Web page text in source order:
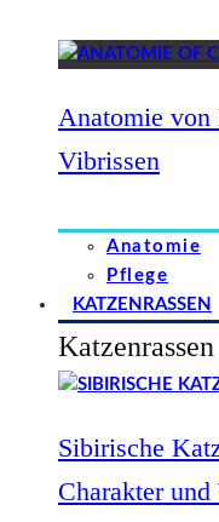
Anatomie von
Vibrissen
Anatomie
Pflege
KATZENRASSEN
Katzenrassen
Sibirische
Charakter